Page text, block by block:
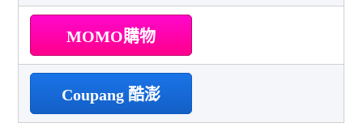
MOMO購物
Coupang 酷澎